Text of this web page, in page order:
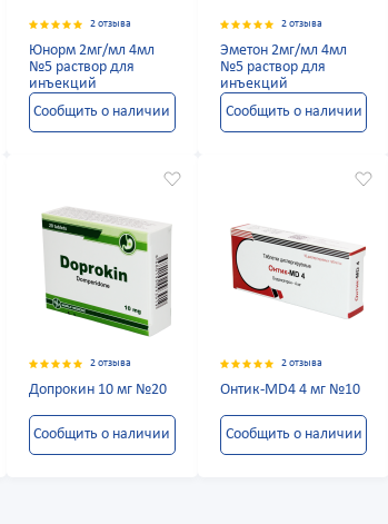
2 отзыва
Юнорм 2мг/мл 4мл
№5 раствор для
инъекций
Сообщить о наличии
2 отзыва
Эметон 2мг/мл 4мл
№5 раствор для
инъекций
Сообщить о наличии
2 отзыва
Допрокин 10 мг №20
Сообщить о наличии
2 отзыва
Онтик-MD4 4 мг №10
Сообщить о наличии